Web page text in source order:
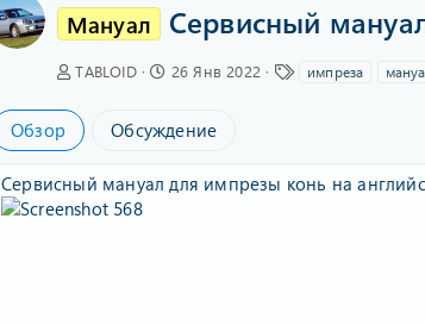
Мануал Сервисный
А
т
о
р
TABLOID
Д
а
о
з
26 Янв 2022 импреза
Обзор Обсуждение
Сервисный мануал для импрезы конь на